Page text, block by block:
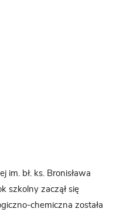
bł. ks. Bronisława
szkolny zaczął się
chemiczna została